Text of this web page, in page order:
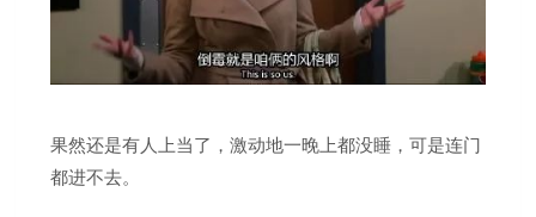
果然还是有人上当了，激动地一晚上都没睡，可是连门
都进不去。